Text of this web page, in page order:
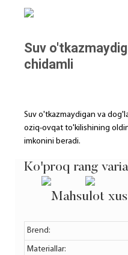
Suv
chidamli
Suv o'tkazmaydigan va
oziq-ovqat to'kilishining
imkonini beradi.
Ko'proq rang
Mahsulot
Brend:
Materiallar: